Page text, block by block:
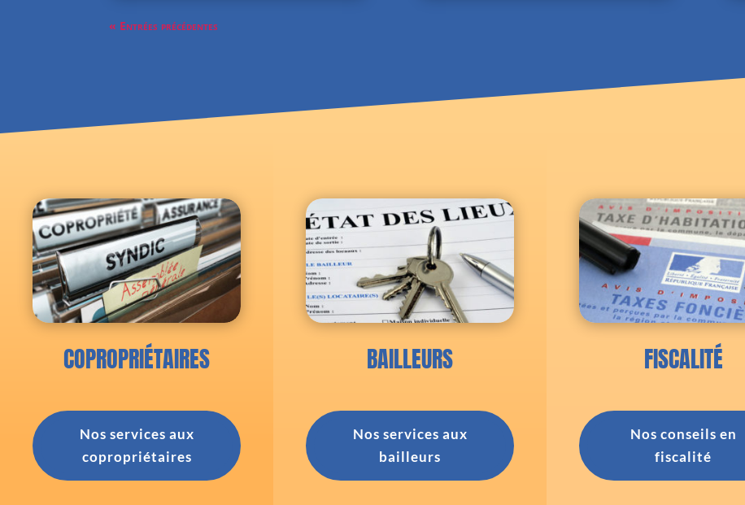
« Entrées précédentes
COPROPRIÉTAIRES
Nos services aux
copropriétaires
BAILLEURS
Nos services aux
bailleurs
FISCALITÉ
Nos conseils en
fiscalité